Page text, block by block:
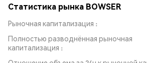
Статистика рынка BOWSER
Рыночная капитализация
Полностью разводнённая рыночная
капитализация